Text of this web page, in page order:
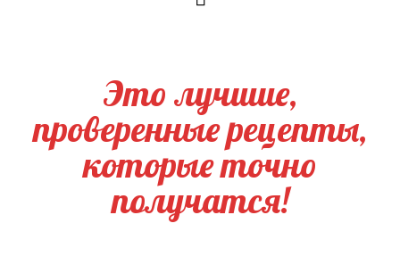
Это лучшие,
проверенные рецепты,
которые точно
получатся!